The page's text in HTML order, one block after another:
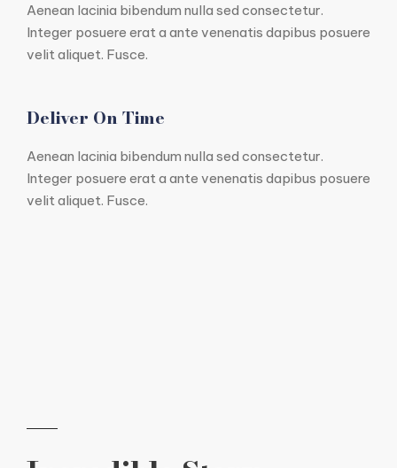
Aenean lacinia bibendum nulla sed consectetur.
Integer posuere erat a ante venenatis dapibus posuere
velit aliquet. Fusce.
Deliver On Time
Aenean lacinia bibendum nulla sed consectetur.
Integer posuere erat a ante venenatis dapibus posuere
velit aliquet. Fusce.